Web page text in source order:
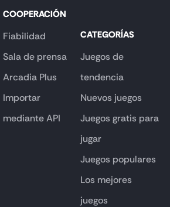
COOPERACIÓN
Fiabilidad
Sala de prensa
Arcadia Plus
Importar
mediante API
CATEGORÍAS
Juegos de
tendencia
Nuevos juegos
Juegos gratis para
jugar
Juegos populares
Los mejores
juegos